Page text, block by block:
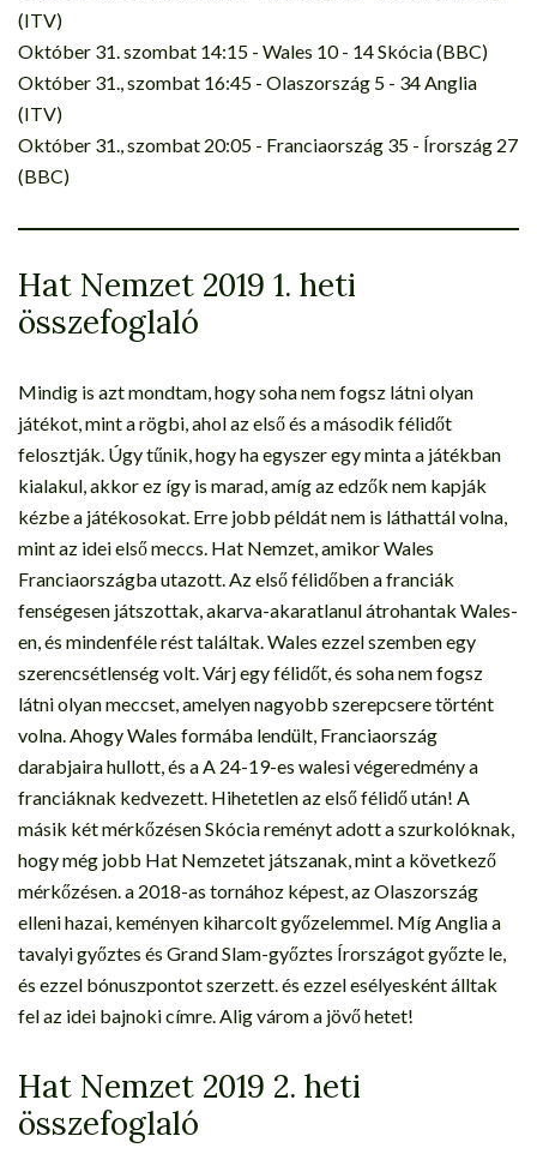
(ITV)
Október 31. szombat 14:15 - Wales 10 - 14 Skócia (BBC)
Október 31., szombat 16:45 - Olaszország 5 - 34 Anglia
(ITV)
Október 31., szombat 20:05 - Franciaország 35 - Írország 27
(BBC)
Hat Nemzet 2019 1. heti
összefoglaló
Mindig is azt mondtam, hogy soha nem fogsz látni olyan
játékot, mint a rögbi, ahol az első és a második félidőt
felosztják. Úgy tűnik, hogy ha egyszer egy minta a játékban
kialakul, akkor ez így is marad, amíg az edzők nem kapják
kézbe a játékosokat. Erre jobb példát nem is láthattál volna,
mint az idei első meccs. Hat Nemzet, amikor Wales
Franciaországba utazott. Az első félidőben a franciák
fenségesen játszottak, akarva-akaratlanul átrohantak Wales-
en, és mindenféle rést találtak. Wales ezzel szemben egy
szerencsétlenség volt. Várj egy félidőt, és soha nem fogsz
látni olyan meccset, amelyen nagyobb szerepcsere történt
volna. Ahogy Wales formába lendült, Franciaország
darabjaira hullott, és a A 24-19-es walesi végeredmény a
franciáknak kedvezett. Hihetetlen az első félidő után! A
másik két mérkőzésen Skócia reményt adott a szurkolóknak,
hogy még jobb Hat Nemzetet játszanak, mint a következő
mérkőzésen. a 2018-as tornához képest, az Olaszország
elleni hazai, keményen kiharcolt győzelemmel. Míg Anglia a
tavalyi győztes és Grand Slam-győztes Írországot győzte le,
és ezzel bónuszpontot szerzett. és ezzel esélyesként álltak
fel az idei bajnoki címre. Alig várom a jövő hetet!
Hat Nemzet 2019 2. heti
összefoglaló